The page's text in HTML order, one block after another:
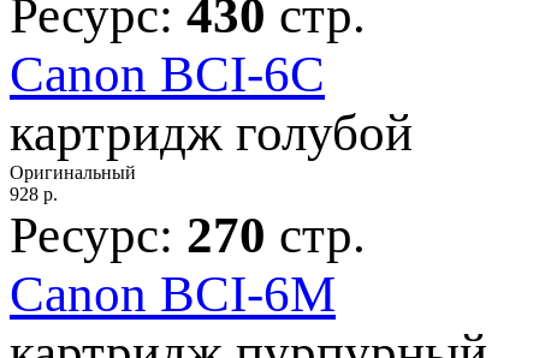
Ресурс: 430 стр.
Canon BCI-6C
картридж голубой
Оригинальный
928 р.
Ресурс: 270 стр.
Canon BCI-6M